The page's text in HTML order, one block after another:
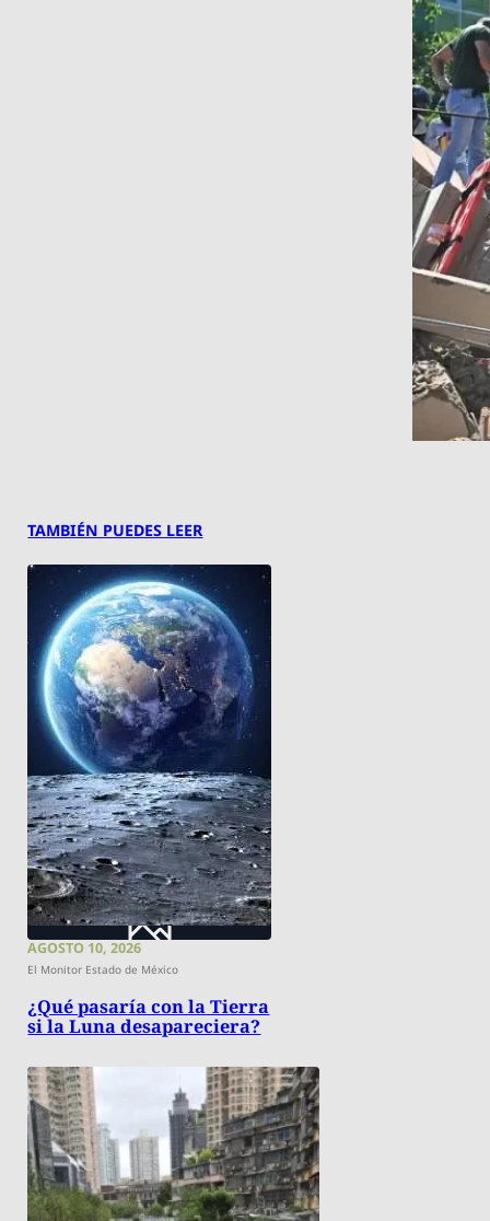
TAMBIÉN PUEDES LEER
AGOSTO 10, 2026
El Monitor Estado de México
¿Qué pasaría con la Tierra
si la Luna desapareciera?